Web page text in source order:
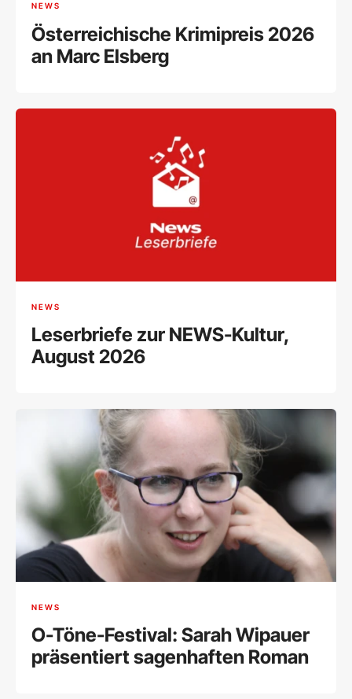
NEWS
Österreichische Krimipreis 2026
an Marc Elsberg
NEWS
Leserbriefe zur NEWS-Kultur,
August 2026
NEWS
O-Töne-Festival: Sarah Wipauer
präsentiert sagenhaften Roman